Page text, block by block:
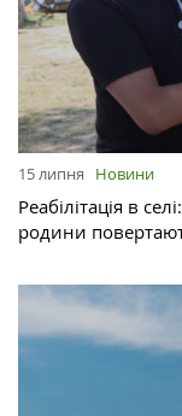
15 липня Новини
Реабілітація в
родини